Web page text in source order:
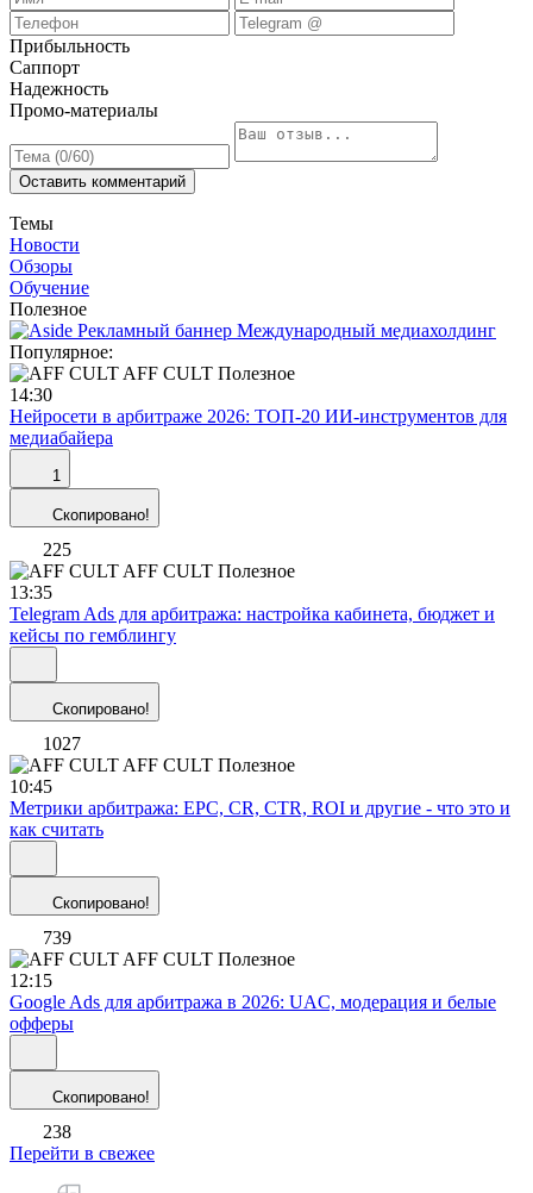
Прибыльность
Саппорт
Надежность
Промо-материалы
Оставить комментарий
Темы
Новости
Обзоры
Обучение
Полезное
Популярное:
AFF CULT Полезное
14:30
Нейросети в арбитраже 2026: ТОП-20 ИИ-инструментов для
медиабайера
1
Скопировано!
225
AFF CULT Полезное
13:35
Telegram Ads для арбитража: настройка кабинета, бюджет и
кейсы по гемблингу
Скопировано!
1027
AFF CULT Полезное
10:45
Метрики арбитража: EPC, CR, CTR, ROI и другие - что это и
как считать
Скопировано!
739
AFF CULT Полезное
12:15
Google Ads для арбитража в 2026: UAC, модерация и белые
офферы
Скопировано!
238
Перейти в свежее